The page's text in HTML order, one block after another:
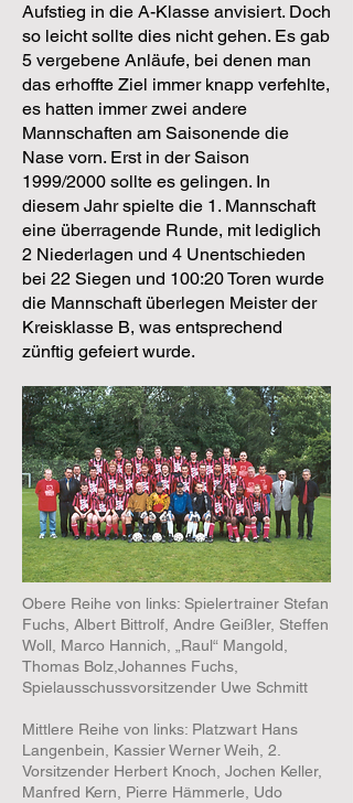
Aufstieg in die A-Klasse anvisiert. Doch
so leicht sollte dies nicht gehen. Es gab
5 vergebene Anläufe, bei denen man
das erhoffte Ziel immer knapp verfehlte,
es hatten immer zwei andere
Mannschaften am Saisonende die
Nase vorn. Erst in der Saison
1999/2000 sollte es gelingen. In
diesem Jahr spielte die 1. Mannschaft
eine überragende Runde, mit lediglich
2 Niederlagen und 4 Unentschieden
bei 22 Siegen und 100:20 Toren wurde
die Mannschaft überlegen Meister der
Kreisklasse B, was entsprechend
zünftig gefeiert wurde.
Obere Reihe von links: Spielertrainer Stefan
Fuchs, Albert Bittrolf, Andre Geißler, Steffen
Woll, Marco Hannich, „Raul“ Mangold,
Thomas Bolz,Johannes Fuchs,
Spielausschussvorsitzender Uwe Schmitt
Mittlere Reihe von links: Platzwart Hans
Langenbein, Kassier Werner Weih, 2.
Vorsitzender Herbert Knoch, Jochen Keller,
Manfred Kern, Pierre Hämmerle, Udo